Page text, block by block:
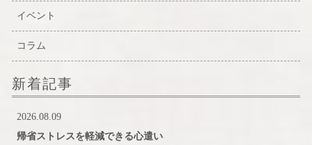
イベント
コラム
新着記事
2026.08.09
帰省ストレスを軽減できる心遣い